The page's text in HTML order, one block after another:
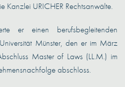
Kanzlei URICHER Rechtsanwälte.
er einen berufsbegleitenden
Münster, den er im März
Master of Laws (LL.M.) im
abschloss.